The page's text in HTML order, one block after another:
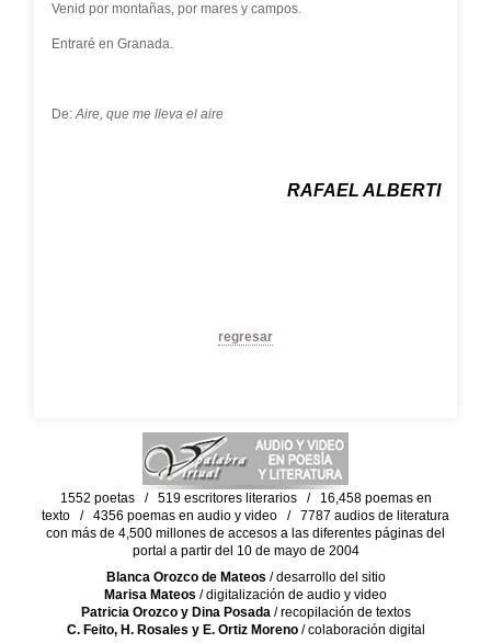
Venid por montañas, por mares y campos.
Entraré en Granada.
De:Aire, que me lleva el aire
RAFAEL ALBERTI
regresar
1552 poetas / 519 escritores literarios / 16,458 poemas en
texto / 4356 poemas en audio y video / 7787 audios de literatura
con más de 4,500 millones de accesos a las diferentes páginas del
portal a partir del 10 de mayo de 2004
Blanca Orozco de Mateos / desarrollo del sitio
Marisa Mateos / digitalización de audio y video
Patricia Orozco y Dina Posada/ recopilación de textos
C. Feito, H. Rosales y E. Ortiz Moreno/ colaboración digital